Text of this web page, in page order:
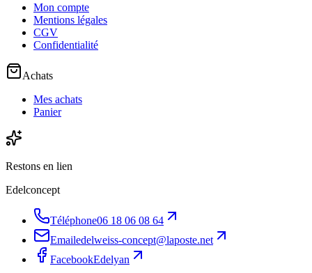
Mon compte
Mentions légales
CGV
Confidentialité
Achats
Mes achats
Panier
Restons en lien
Edelconcept
Téléphone06 18 06 08 64
Emailedelweiss-concept@laposte.net
FacebookEdelyan